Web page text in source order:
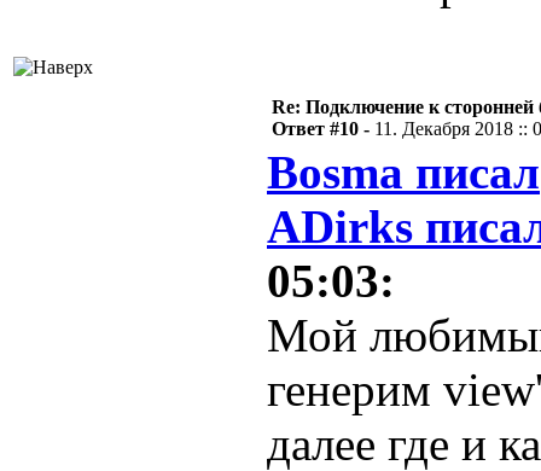
Re: Подключение к сторонней
Ответ #10 - 11. Декабря 2018 ::
Bosma
ADirks
05:03:
Мой
генерим
далее где и